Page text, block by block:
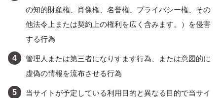
の知的財産権、肖像権、名誉権、プライバシー権、その
他法令上または契約上の権利を広く含みます。）を侵害
する行為
管理人または第三者になりすます行為、または意図的に
虚偽の情報を流布させる行為
当サイトが予定している利用目的と異なる目的で当サイ